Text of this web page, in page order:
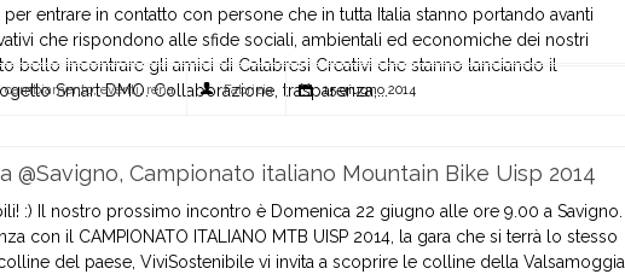
per entrare in contatto con persone che in tutta Italia stanno portando avanti
che rispondono alle sfide sociali, ambientali ed economiche dei nostri
bello incontrare gli amici di Calabresi Creativi che stanno lanciando il
Smart DMO. Collaborazione, trasparenza,...
cambiamento,eventi, rena Fabrizia 15 giugno 2014
@Savigno, Campionato italiano Mountain Bike Uisp 2014
:) Il nostro prossimo incontro è Domenica 22 giugno alle ore 9.00 a Savigno.
con il CAMPIONATO ITALIANO MTB UISP 2014, la gara che si terrà lo stesso
del paese, ViviSostenibile vi invita a scoprire le colline della Valsamoggia.